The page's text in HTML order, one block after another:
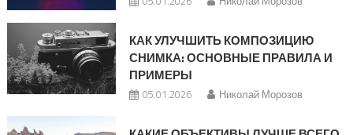
КАК УЛУЧШИТЬ КОМПОЗИЦИЮ
СНИМКА: ОСНОВНЫЕ ПРАВИЛА И
ПРИМЕРЫ
05.01.2026 Николай Морозов